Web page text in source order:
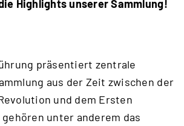
Highlights unserer Sammlung!
präsentiert zentrale
aus der Zeit zwischen der
und dem Ersten
unter anderem das